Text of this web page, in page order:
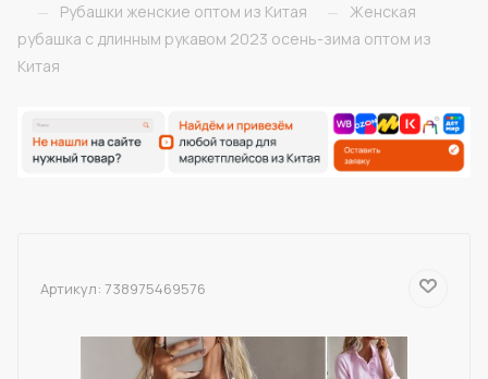
—
Рубашки женские оптом из Китая —
Женская
рубашка с длинным рукавом 2023 осень-зима оптом из
Китая
Артикул: 738975469576